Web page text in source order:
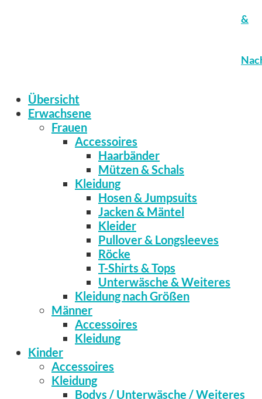
&
Übersicht
Erwachsene
Frauen
Accessoires
Haarbänder
Mützen & Schals
Kleidung
Hosen & Jumpsuits
Jacken & Mäntel
Kleider
Pullover & Longsleeves
Röcke
T-Shirts & Tops
Unterwäsche & Weiteres
Kleidung nach Größen
Männer
Accessoires
Kleidung
Kinder
Accessoires
Kleidung
Bodys / Unterwäsche / Weiteres